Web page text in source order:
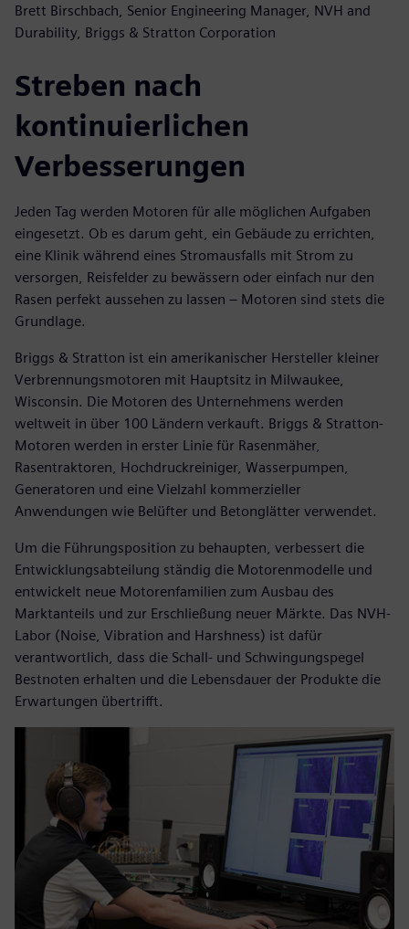
Brett Birschbach, Senior Engineering Manager, NVH and
Durability, Briggs & Stratton Corporation
Streben nach
kontinuierlichen
Verbesserungen
Jeden Tag werden Motoren für alle möglichen Aufgaben
eingesetzt. Ob es darum geht, ein Gebäude zu errichten,
eine Klinik während eines Stromausfalls mit Strom zu
versorgen, Reisfelder zu bewässern oder einfach nur den
Rasen perfekt aussehen zu lassen – Motoren sind stets die
Grundlage.
Briggs & Stratton ist ein amerikanischer Hersteller kleiner
Verbrennungsmotoren mit Hauptsitz in Milwaukee,
Wisconsin. Die Motoren des Unternehmens werden
weltweit in über 100 Ländern verkauft. Briggs & Stratton-
Motoren werden in erster Linie für Rasenmäher,
Rasentraktoren, Hochdruckreiniger, Wasserpumpen,
Generatoren und eine Vielzahl kommerzieller
Anwendungen wie Belüfter und Betonglätter verwendet.
Um die Führungsposition zu behaupten, verbessert die
Entwicklungsabteilung ständig die Motorenmodelle und
entwickelt neue Motorenfamilien zum Ausbau des
Marktanteils und zur Erschließung neuer Märkte. Das NVH-
Labor (Noise, Vibration and Harshness) ist dafür
verantwortlich, dass die Schall- und Schwingungspegel
Bestnoten erhalten und die Lebensdauer der Produkte die
Erwartungen übertrifft.